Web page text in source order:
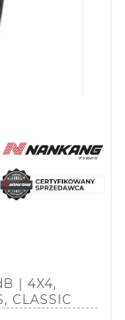
| 4X4,
CLASSIC